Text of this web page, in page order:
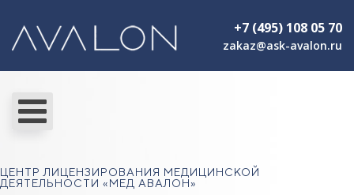
+7 (495) 108 05 70
zakaz@ask-avalon.ru
ЦЕНТР ЛИЦЕНЗИРОВАНИЯ МЕДИЦИНСКОЙ
ДЕЯТЕЛЬНОСТИ «МЕД АВАЛОН»